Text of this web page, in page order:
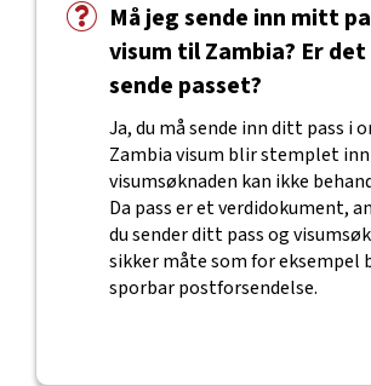
Må jeg sende inn mitt
visum til Zambia? Er
sende passet?
Ja, du må sende inn ditt pass i
Zambia visum blir stemplet
visumsøknaden kan ikke
Da pass er et verdidokument,
du sender ditt pass og
sikker måte som for eksempel
sporbar postforsendelse.